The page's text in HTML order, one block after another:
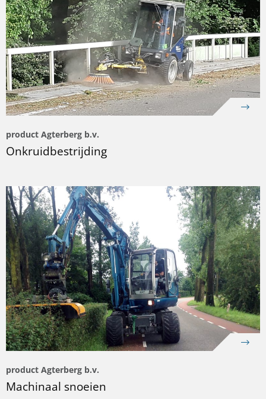
product Agterberg b.v.
Onkruidbestrijding
product Agterberg b.v.
Machinaal snoeien